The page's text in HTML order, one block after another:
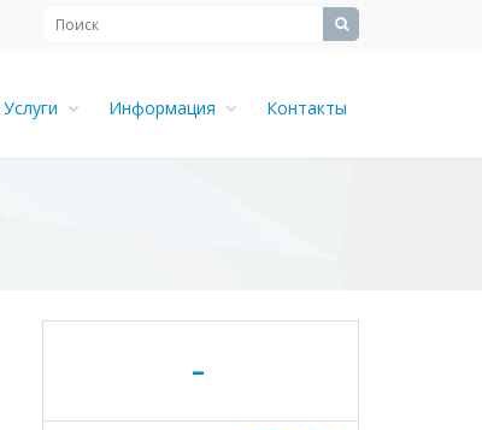
Услуги Информация Контакты
-